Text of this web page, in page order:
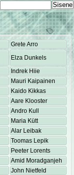
Grete Arro
Elza Dunkels
Indrek Hiie
Mauri Kaipainen
Kaido Kikkas
Aare Klooster
Andro Kull
Maria Kütt
Alar Leibak
Toomas Lepik
Peeter Lorents
Amid Moradganjeh
John Nietfeld